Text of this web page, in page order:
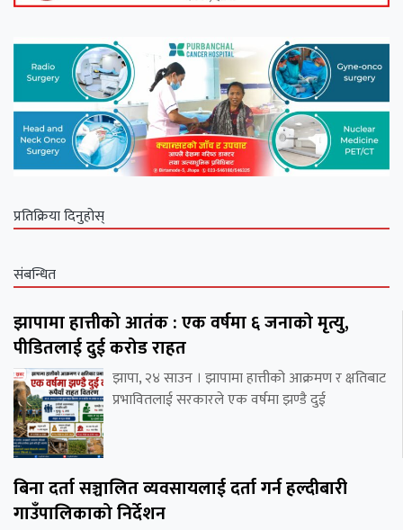
प्रतिक्रिया दिनुहोस्
संबन्धित
झापामा हात्तीको आतंक : एक वर्षमा ६ जनाको मृत्यु,
पीडितलाई दुई करोड राहत
झापा, २४ साउन । झापामा हात्तीको आक्रमण र क्षतिबाट
प्रभावितलाई सरकारले एक वर्षमा झण्डै दुई
बिना दर्ता सञ्चालित व्यवसायलाई दर्ता गर्न हल्दीबारी
गाउँपालिकाको निर्देशन